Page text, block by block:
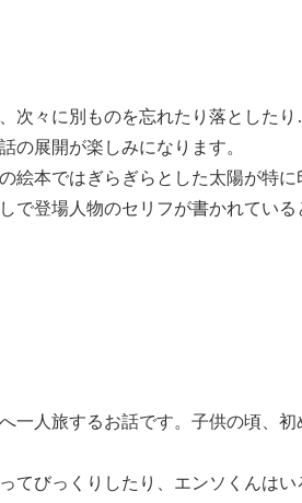
次々に別ものを忘れたり落とした
の展開が楽しみになります。
絵本ではぎらぎらとした太陽が特に
で登場人物のセリフが書かれてい
一人旅するお話です。子供の頃、
てびっくりしたり、エンソくんはい